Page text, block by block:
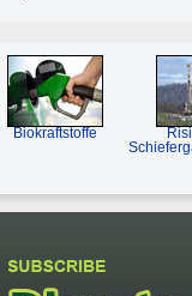
Biokraftstoffe